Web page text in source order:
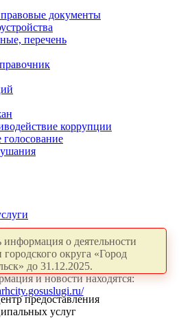
документы
перечень
коррупции
информация о деятельности
округа «Город
до 31.12.2025.
и новости находятся:
предоставления
услуг